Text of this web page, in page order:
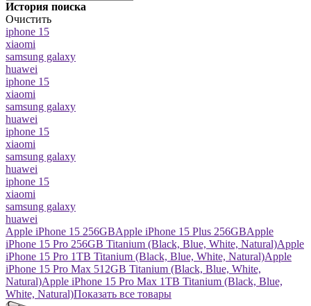
История поиска
Очистить
iphone 15
xiaomi
samsung galaxy
huawei
iphone 15
xiaomi
samsung galaxy
huawei
iphone 15
xiaomi
samsung galaxy
huawei
iphone 15
xiaomi
samsung galaxy
huawei
Apple iPhone 15 256GBApple iPhone 15 Plus 256GBApple
iPhone 15 Pro 256GB Titanium (Black, Blue, White, Natural)Apple
iPhone 15 Pro 1TB Titanium (Black, Blue, White, Natural)Apple
iPhone 15 Pro Max 512GB Titanium (Black, Blue, White,
Natural)Apple iPhone 15 Pro Max 1TB Titanium (Black, Blue,
White, Natural)Показать все товары